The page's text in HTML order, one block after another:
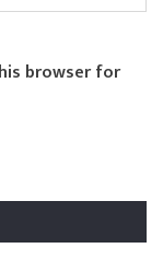
browser for